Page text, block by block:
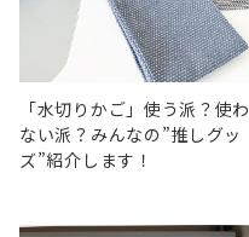
「水切りかご」使う派？使わ
ない派？みんなの”推しグッ
ズ”紹介します！